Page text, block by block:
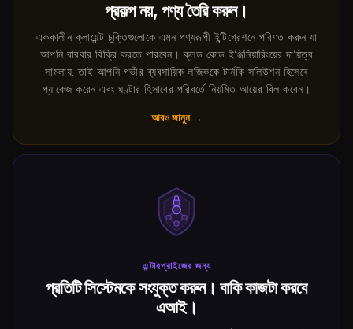
প্রকল্প নয়, পণ্য তৈরি করুন।
এককালীন ক্লায়েন্ট চুক্তিগুলোকে এমন পণ্যরূপী ইন্টিগ্রেশনে পরিণত করুন যা
আপনি বারবার বিক্রি করতে পারবেন। ক্লড কোড ইঞ্জিনিয়ারিংয়ের দায়িত্ব
সামলায়, তাই আপনি গভীর ব্যবসায়িক লজিককে টার্নকি সলিউশন হিসেবে
প্যাকেজ করেন এবং ঘণ্টার হিসাবের পরিবর্তে নিয়মিত আয়ের বিল করেন।
আরও জানুন →
এন্টারপ্রাইজের জন্য
প্রতিটি সিস্টেমকে সংযুক্ত করুন। বাকি কাজটা করবে
এআই।